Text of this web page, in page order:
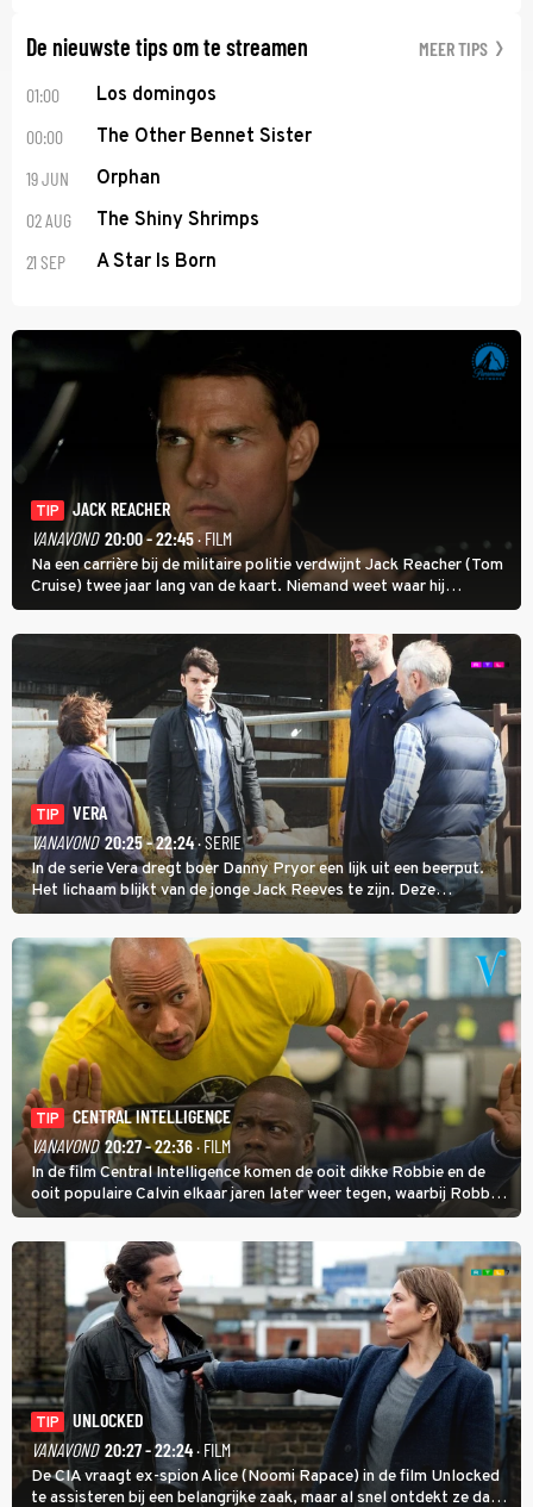
De nieuwste tips om te streamen MEER TIPS
01:00 Los domingos
00:00 The Other Bennet Sister
19 JUN Orphan
02 AUG The Shiny Shrimps
21 SEP A Star Is Born
TIP
JACK REACHER
VANAVOND 20:00 - 22:45· FILM
Na een carrière bij de militaire politie verdwijnt Jack Reacher (Tom
Cruise) twee jaar lang van de kaart. Niemand weet waar hij
uithangt, totdat moordverdachte James Barr naar hem vraagt.
TIP
VERA
VANAVOND 20:25 - 22:24· SERIE
In de serie Vera dregt boer Danny Pryor een lijk uit een beerput.
Het lichaam blijkt van de jonge Jack Reeves te zijn. Deze
homoseksuele woonwagenbewoner had gebroken met zijn familie
en verliet het kamp met slaande ruzie.
TIP
CENTRAL INTELLIGENCE
VANAVOND 20:27 - 22:36· FILM
In de film Central Intelligence komen de ooit dikke Robbie en de
ooit populaire Calvin elkaar jaren later weer tegen, waarbij Robbie,
inmiddels supergespierd en werkzaam voor de CIA, Calvins hulp
goed kan gebruiken.
TIP
UNLOCKED
VANAVOND 20:27 - 22:24· FILM
De CIA vraagt ex-spion Alice (Noomi Rapace) in de film Unlocked
te assisteren bij een belangrijke zaak, maar al snel ontdekt ze dat